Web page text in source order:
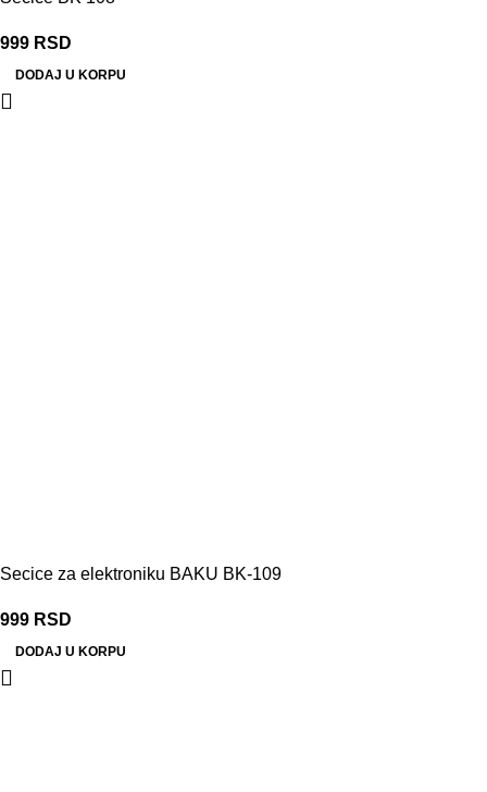
999 RSD
DODAJ U KORPU
Secice za elektroniku BAKU BK-109
999 RSD
DODAJ U KORPU